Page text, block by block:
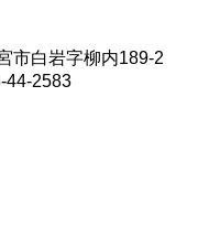
市白岩字柳内189-2
2583